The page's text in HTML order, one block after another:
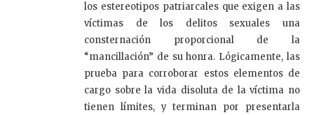
los estereotipos patriarcales que exigen a las
víctimas de los delitos sexuales una
consternación proporcional de la
“mancillación” de su honra. Lógicamente, las
prueba para corroborar estos elementos de
cargo sobre la vida disoluta de la víctima no
tienen límites, y terminan por presentarla